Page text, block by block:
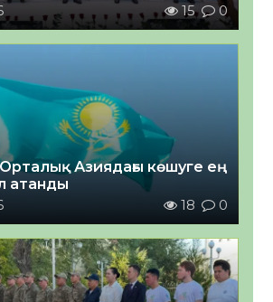
15 0
Азиядағы көшуге ең
атанды
18 0